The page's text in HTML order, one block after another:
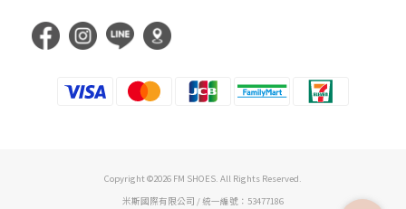
Copyright ©2026 FM SHOES. All Rights Reserved.
米斯國際有限公司 / 統一編號：53477186